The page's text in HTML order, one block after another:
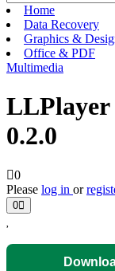
Home
Data Recovery
Graphics &
Office & PDF
Multimedia
LLPlayer
0.2.0
0
Please log in or
0